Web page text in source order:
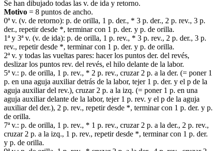
Se han dibujado todas las v. de ida y retorno.
Motivo = 8 puntos de ancho.
0ª v. (v. de retorno): p. de orilla, 1 p. der., * 3 p. der., 2 p. rev., 3 p.
der., repetir desde *, terminar con 1 p. der. y p. de orilla.
1ª y 3ª v. (v. de ida): p. de orilla, 1 p. rev., * 3 p. rev., 2 p. der., 3 p.
rev., repetir desde *, terminar con 1 p. der. y p. de orilla.
2ª v. y todas las vueltas pares: hacer los puntos der. del revés,
deslizar los puntos rev. del revés, el hilo delante de la labor.
5ª v.: p. de orilla, 1 p. rev., * 2 p. rev., cruzar 2 p. a la der. (= poner 1
p. en una aguja auxiliar detrás de la labor, tejer 1 p. der. y el p de la
aguja auxiliar del rev.), cruzar 2 p. a la izq. (= poner 1 p. en una
aguja auxiliar delante de la labor, tejer 1 p. rev. y el p de la aguja
auxiliar del der.), 2 p. rev., repetir desde *, terminar con 1 p. der. y p.
de orilla.
7ª v.: p. de orilla, 1 p. rev., * 1 p. rev., cruzar 2 p. a la der., 2 p. rev.,
cruzar 2 p. a la izq., 1 p. rev., repetir desde *, terminar con 1 p. der.
y p. de orilla.